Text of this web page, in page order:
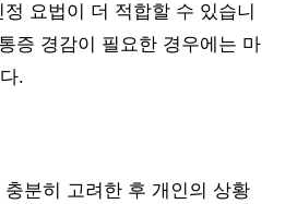
요법이 더 적합할 수 있습니
증 경감이 필요한 경우에는 마
.
분히 고려한 후 개인의 상황